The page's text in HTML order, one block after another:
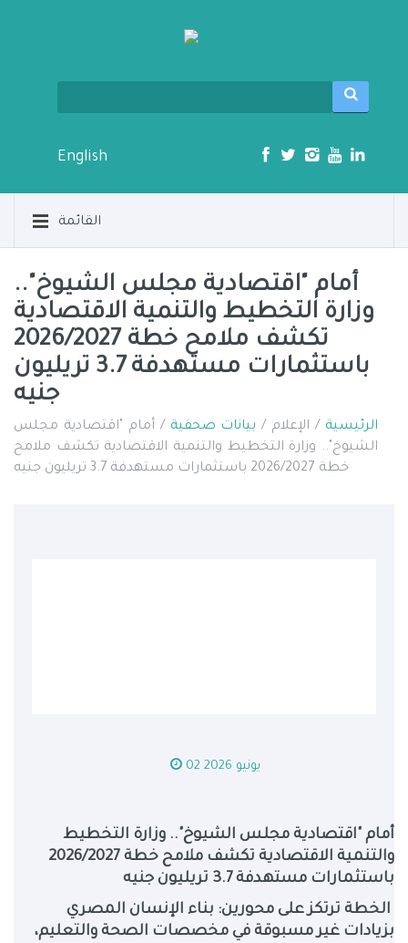
English
القائمة
أمام "اقتصادية مجلس الشيوخ"..
وزارة التخطيط والتنمية الاقتصادية
تكشف ملامح خطة 2026/2027
باستثمارات مستهدفة 3.7 تريليون
جنيه
الرئيسية / الإعلام / بيانات صحفية / أمام "اقتصادية مجلس
الشيوخ".. وزارة التخطيط والتنمية الاقتصادية تكشف ملامح
خطة 2026/2027 باستثمارات مستهدفة 3.7 تريليون جنيه
02 يونيو 2026
أمام "اقتصادية مجلس الشيوخ".. وزارة التخطيط
والتنمية الاقتصادية تكشف ملامح خطة 2026/2027
باستثمارات مستهدفة 3.7 تريليون جنيه
الخطة ترتكز على محورين: بناء الإنسان المصري
بزيادات غير مسبوقة في مخصصات الصحة والتعليم،